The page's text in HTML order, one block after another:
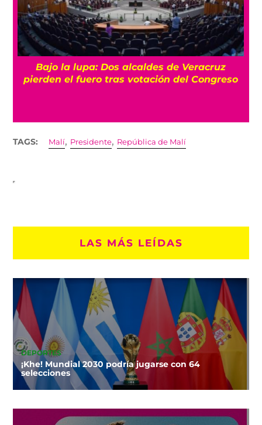
Bajo la lupa: Dos alcaldes de Veracruz
pierden el fuero tras votación del Congreso
TAGS: Malí, Presidente, República de Malí
LAS MÁS LEÍDAS
DEPORTES
¡Khe! Mundial 2030 podría jugarse con 64
selecciones